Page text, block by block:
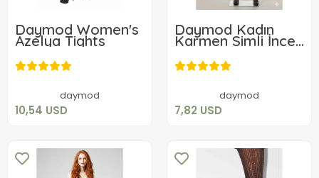
Daymod Women's
Azelya Tights
daymod
10,54 USD
10,54 USD
Daymod Kadın
Karmen Simli İnce
Külotlu Çorap
daymod
7,82 USD
7,82 USD